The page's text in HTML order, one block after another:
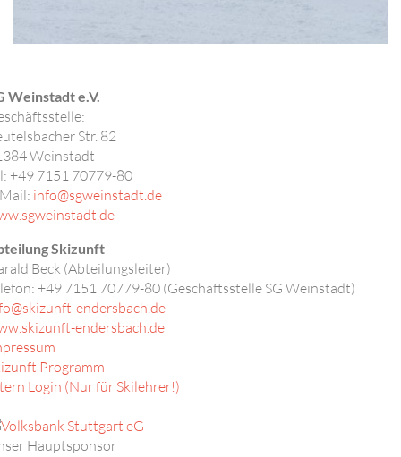
Weinstadt e.V.
Str. 82
Weinstadt
+49 7151 70779-80
info@sgweinstadt.de
Skizunft
Beck (Abteilungsleiter)
+49 7151 70779-80 (Geschäftsstelle SG Weinstadt)
endersbach.de
endersbach.de
Programm
Login (Nur für Skilehrer!)
Hauptsponsor